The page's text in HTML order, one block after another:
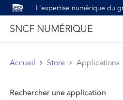
L'expertise numérique du
SNCF NUMÉRIQUE
Accueil Store Applications
Rechercher une application